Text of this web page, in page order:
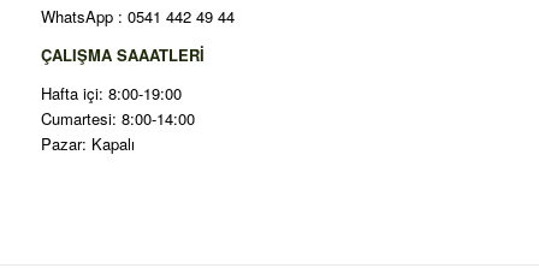
WhatsApp : 0541 442 49 44
ÇALIŞMA SAAATLERİ
Hafta içi: 8:00-19:00
Cumartesi: 8:00-14:00
Pazar: Kapalı